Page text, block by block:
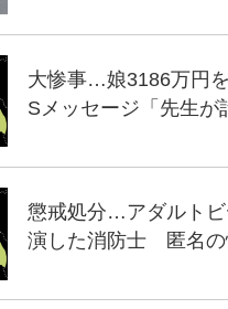
大惨事…娘3186万円
Sメッセージ「先生が
懲戒処分…アダルトビ
演した消防士 匿名の